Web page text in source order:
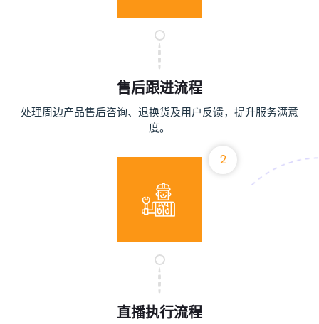
售后跟进流程
处理周边产品售后咨询、退换货及用户反馈，提升服务满意
度。
2
直播执行流程